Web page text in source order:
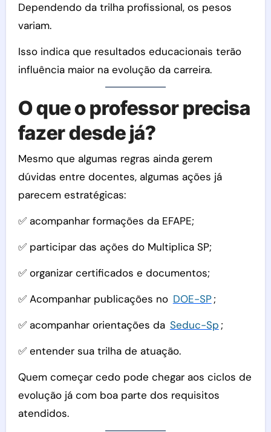
Dependendo da trilha profissional, os pesos
variam.
Isso indica que resultados educacionais terão
influência maior na evolução da carreira.
O que o professor precisa
fazer desde já?
Mesmo que algumas regras ainda gerem
dúvidas entre docentes, algumas ações já
parecem estratégicas:
✅ acompanhar formações da EFAPE;
✅ participar das ações do Multiplica SP;
✅ organizar certificados e documentos;
✅ Acompanhar publicações no DOE-SP;
✅ acompanhar orientações da Seduc-Sp ;
✅ entender sua trilha de atuação.
Quem começar cedo pode chegar aos ciclos de
evolução já com boa parte dos requisitos
atendidos.